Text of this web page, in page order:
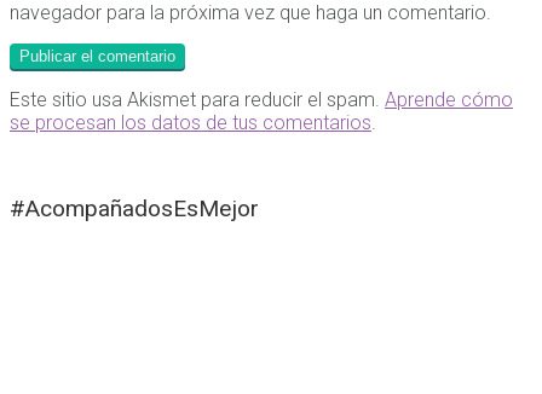
navegador para la próxima vez que haga un comentario.
Este sitio usa Akismet para reducir el spam. Aprende cómo
se procesan los datos de tus comentarios
#AcompañadosEsMejor